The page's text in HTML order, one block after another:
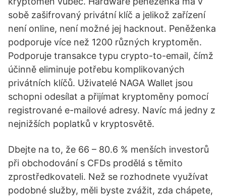
sobě zašifrovaný privátní klíč a jelikož zařízení
není online, není možné jej hacknout. Peněženka
podporuje více než 1200 různých kryptoměn.
Podporuje transakce typu crypto-to-email, čímž
účinně eliminuje potřebu komplikovaných
privátních klíčů. Uživatelé NAGA Wallet jsou
schopni odesílat a přijímat kryptoměny pomocí
registrované e-mailové adresy. Navíc má jedny z
nejnižších poplatků v kryptosvětě.
Dbejte na to, že 66 – 80.6 % menších investorů
při obchodování s CFDs prodělá s těmito
zprostředkovateli. Než se rozhodnete využívat
podobné služby, měli byste zvážit, zda chápete,